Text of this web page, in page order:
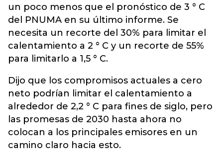
un poco menos que el pronóstico de 3 ° C
del PNUMA en su último informe. Se
necesita un recorte del 30% para limitar el
calentamiento a 2 ° C y un recorte de 55%
para limitarlo a 1,5 ° C.
Dijo que los compromisos actuales a cero
neto podrían limitar el calentamiento a
alrededor de 2,2 ° C para fines de siglo, pero
las promesas de 2030 hasta ahora no
colocan a los principales emisores en un
camino claro hacia esto.